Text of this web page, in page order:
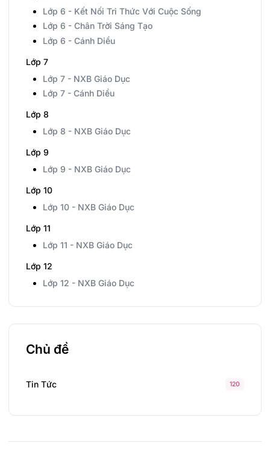
Lớp 6 - Kết Nối Tri Thức Với Cuộc Sống
Lớp 6 - Chân Trời Sáng Tạo
Lớp 6 - Cánh Diều
Lớp 7
Lớp 7 - NXB Giáo Dục
Lớp 7 - Cánh Diều
Lớp 8
Lớp 8 - NXB Giáo Dục
Lớp 9
Lớp 9 - NXB Giáo Dục
Lớp 10
Lớp 10 - NXB Giáo Dục
Lớp 11
Lớp 11 - NXB Giáo Dục
Lớp 12
Lớp 12 - NXB Giáo Dục
Chủ đề
Tin Tức 120